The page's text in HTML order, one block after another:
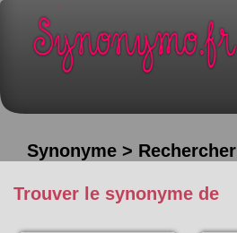
Synonyme > Rechercher
Trouver le synonyme de